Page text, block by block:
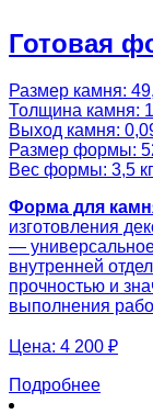
Готовая
Размер камня:
Толщина камня:
Выход камня:
Размер формы:
Вес формы: 3,5 кг
Форма для
изготовления
—
внутренней
прочностью и
выполнения
Цена: 4 200 ₽
Подробнее